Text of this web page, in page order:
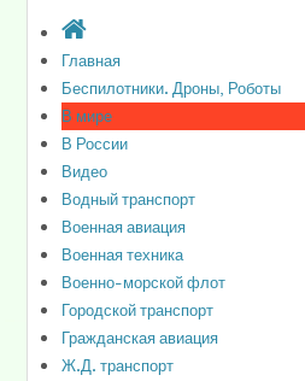
Главная
Беспилотники. Дроны, Роботы
В мире
В России
Видео
Водный транспорт
Военная авиация
Военная техника
Военно-морской флот
Городской транспорт
Гражданская авиация
Ж.Д. транспорт